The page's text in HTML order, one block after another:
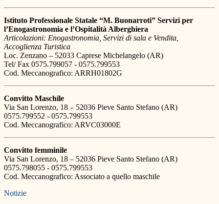
Istituto Professionale Statale “M. Buonarroti” Servizi per
l’Enogastronomia e l’Ospitalità Alberghiera
Articolazioni: Enogastronomia, Servizi di sala e Vendita,
Accoglienza Turistica
Loc. Zenzano – 52033 Caprese Michelangelo (AR)
Tel/ Fax 0575.799057 - 0575.799553
Cod. Meccanografico: ARRH01802G
Convitto Maschile
Via San Lorenzo, 18 – 52036 Pieve Santo Stefano (AR)
0575.799552 - 0575.799553
Cod. Meccanografico: ARVC03000E
Convitto femminile
Via San Lorenzo, 18 – 52036 Pieve Santo Stefano (AR)
0575.798055 - 0575.799553
Cod. Meccanografico: Associato a quello maschile
Notizie